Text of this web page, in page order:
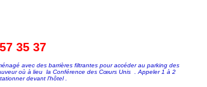
35 37
avec des barrières filtrantes pour accéder au parking des
où à lieu la Conférence des Cœurs Unis . Appeler 1 à 2
devant l'hôtel .